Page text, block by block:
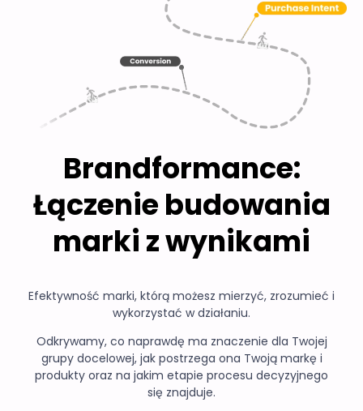
Brandformance:
Łączenie budowania
marki z wynikami
Efektywność marki, którą możesz mierzyć, zrozumieć i
wykorzystać w działaniu.
Odkrywamy, co naprawdę ma znaczenie dla Twojej
grupy docelowej, jak postrzega ona Twoją markę i
produkty oraz na jakim etapie procesu decyzyjnego
się znajduje.